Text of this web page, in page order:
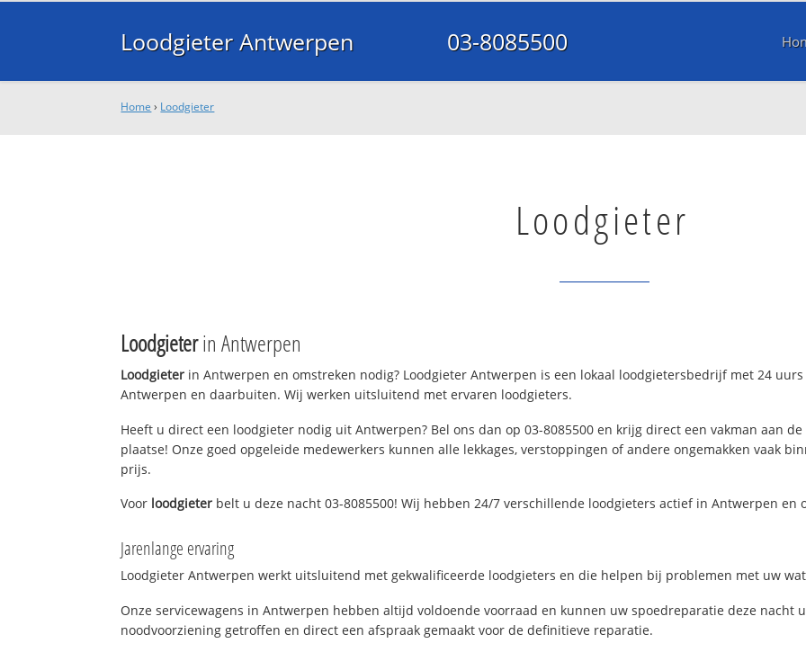
Loodgieter Antwerpen 03-8085500
Home › Loodgieter
Loodgieter
Loodgieterin Antwerpen
Loodgieter in Antwerpen en omstreken nodig? Loodgieter Antwerpen is een lokaal loodgietersbedrijf met 24
Antwerpen en daarbuiten. Wij werken uitsluitend met ervaren loodgieters.
Heeft u direct een loodgieter nodig uit Antwerpen? Bel ons dan op 03-8085500 en krijg direct een vakman aan
plaatse! Onze goed opgeleide medewerkers kunnen alle lekkages, verstoppingen of andere ongemakken vaak
prijs.
Voor loodgieter belt u deze nacht 03-8085500! Wij hebben 24/7 verschillende loodgieters actief in Antwerpen en
Jarenlange ervaring
Loodgieter Antwerpen werkt uitsluitend met gekwalificeerde loodgieters en die helpen bij problemen met uw
Onze servicewagens in Antwerpen hebben altijd voldoende voorraad en kunnen uw spoedreparatie deze nacht
noodvoorziening getroffen en direct een afspraak gemaakt voor de definitieve reparatie.